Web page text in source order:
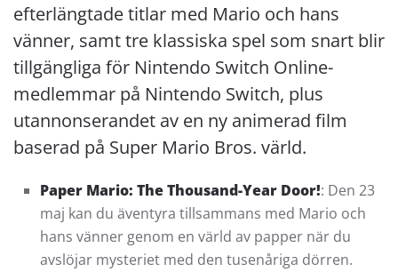
efterlängtade titlar med Mario och hans
vänner, samt tre klassiska spel som snart blir
tillgängliga för Nintendo Switch Online-
medlemmar på Nintendo Switch, plus
utannonserandet av en ny animerad film
baserad på Super Mario Bros. värld.
Paper Mario: The Thousand-Year Door!: Den 23
maj kan du äventyra tillsammans med Mario och
hans vänner genom en värld av papper när du
avslöjar mysteriet med den tusenåriga dörren.